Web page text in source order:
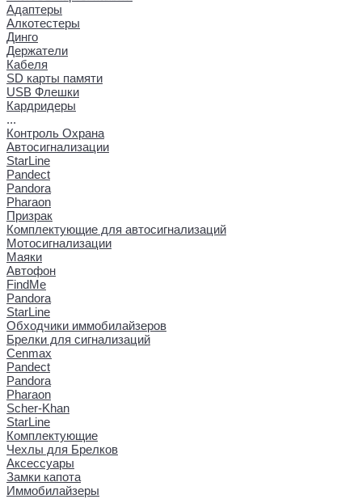
Адаптеры
Алкотестеры
Динго
Держатели
Кабеля
SD карты памяти
USB Флешки
Кардридеры
...
Контроль Охрана
Автосигнализации
StarLine
Pandect
Pandora
Pharaon
Призрак
Комплектующие для автосигнализаций
Мотосигнализации
Маяки
Автофон
FindMe
Pandora
StarLine
Обходчики иммобилайзеров
Брелки для сигнализаций
Cenmax
Pandect
Pandora
Pharaon
Scher-Khan
StarLine
Комплектующие
Чехлы для Брелков
Аксессуары
Замки капота
Иммобилайзеры